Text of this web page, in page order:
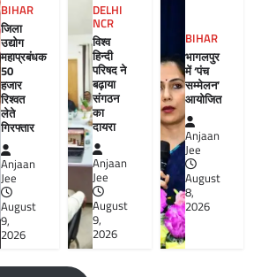
BIHAR
जिला
उद्योग
महाप्रबंधक
50
हजार
रिश्वत
लेते
गिरफ्तार
Anjaan
Jee
August
9,
2026
DELHI
NCR
विश्व
हिन्दी
परिषद ने
बढ़ाया
संगठन
का
दायरा
Anjaan
Jee
August
9,
2026
BIHAR
भागलपुर
में ‘पंच
सम्मेलन’
आयोजित
Anjaan
Jee
August
8,
2026